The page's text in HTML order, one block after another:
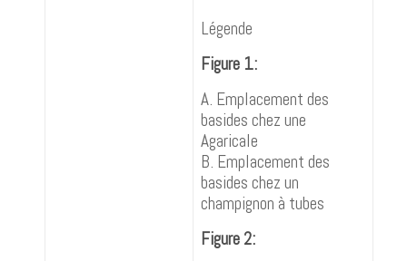
Légende
Figure 1:
A. Emplacement des
basides chez une
Agaricale
B. Emplacement des
basides chez un
champignon à tubes
Figure 2: